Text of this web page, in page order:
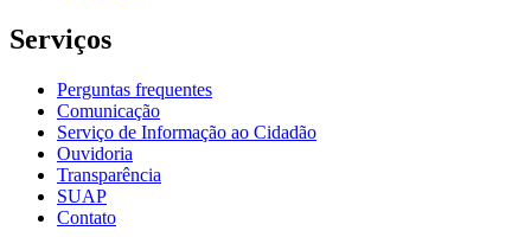
Serviços
Perguntas frequentes
Comunicação
Serviço de Informação ao Cidadão
Ouvidoria
Transparência
SUAP
Contato